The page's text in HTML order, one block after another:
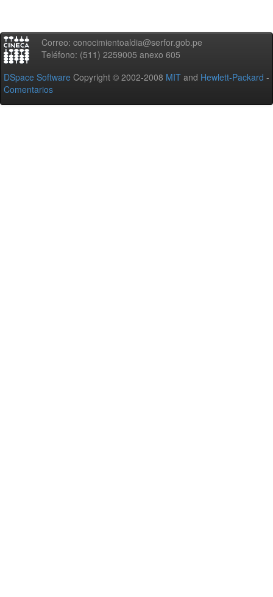
Correo: conocimientoaldia@serfor.gob.pe
Teléfono: (511) 2259005 anexo 605
DSpace Software Copyright © 2002-2008 MIT and Hewlett-Packard -
Comentarios